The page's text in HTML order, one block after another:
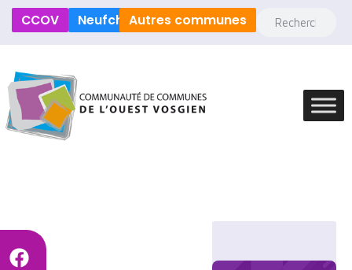
CCOV NeufchâteauAutres communes